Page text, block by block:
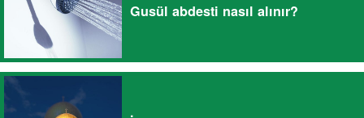
Gusül abdesti nasıl alınır?